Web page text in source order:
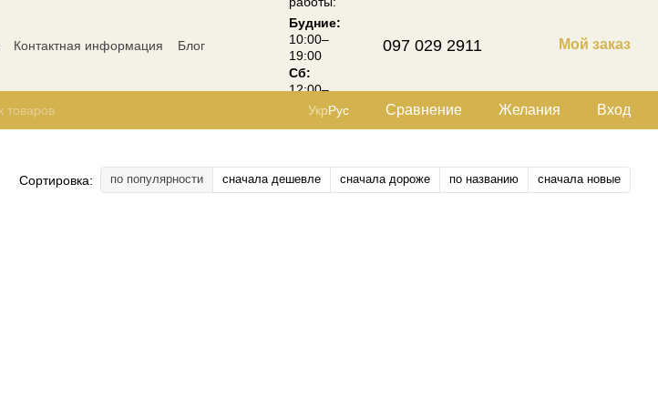
Контактная информация
Блог
Будние:
10:00–
19:00
Сб:
12:00–
18:00
097 029 2911 Мой заказ
УкрРус Сравнение Желания Вход
Сортировка: по популярности сначала дешевле сначала дороже по названию сначала новые